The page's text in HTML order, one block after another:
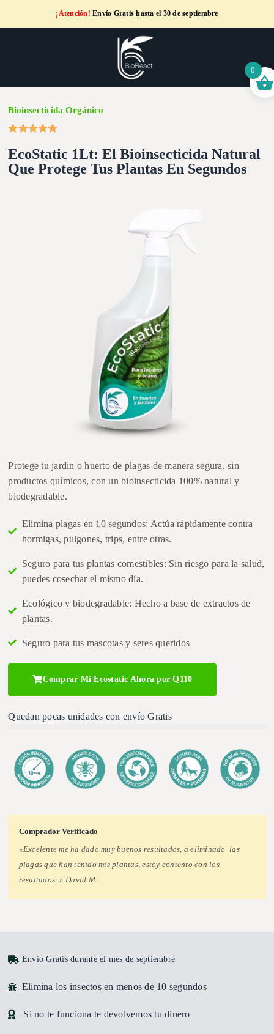
¡Atención! Envío Gratis hasta el 30 de septiembre
Bioinsecticida Orgánico
EcoStatic 1Lt: El Bioinsecticida Natural
Que Protege Tus Plantas En Segundos
Protege tu jardín o huerto de plagas de manera segura, sin
productos químicos, con un bioinsecticida 100% natural y
biodegradable.
Elimina plagas en 10 segundos: Actúa rápidamente contra
hormigas, pulgones, trips, entre otras.
Seguro para tus plantas comestibles: Sin riesgo para la salud,
puedes cosechar el mismo día.
Ecológico y biodegradable: Hecho a base de extractos de
plantas.
Seguro para tus mascotas y seres queridos
Comprar Mi Ecostatic Ahora por Q110
Quedan pocas unidades con envío Gratis
Comprador Verificado
«Excelente me ha dado muy buenos resultados, a eliminado las
plagas que han tenido mis plantas, estoy contento con los
resultados .» David M.
Envío Gratis durante el mes de septiembre
Elimina los insectos en menos de 10 segundos
Si no te funciona te devolvemos tu dinero
0